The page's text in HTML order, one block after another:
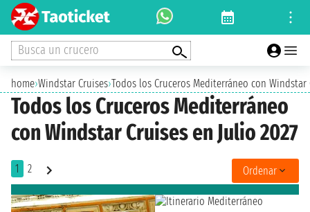
Busca un crucero
home›Windstar Cruises›Todos los Cruceros Mediterráneo con Windstar
Todos los Cruceros Mediterráneo
con Windstar Cruises en Julio 2027
1 2 Ordenar